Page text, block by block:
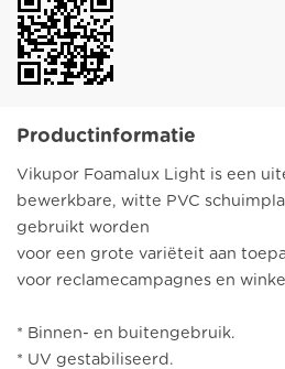
Productinformatie
Vikupor Foamalux Light is een
bewerkbare, witte PVC
gebruikt worden
voor een grote variëteit aan
voor reclamecampagnes en
* Binnen- en buitengebruik.
* UV gestabiliseerd.